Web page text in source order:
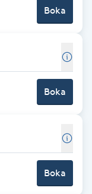
Boka
Boka
Boka